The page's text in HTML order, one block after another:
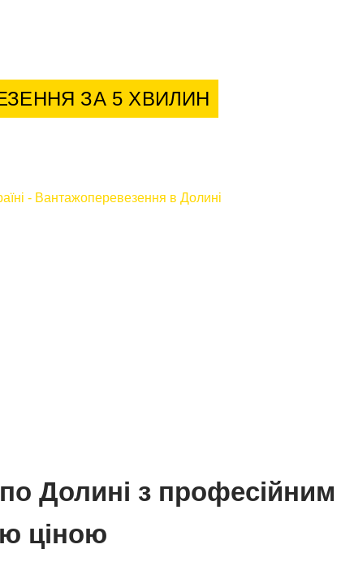
ЗА 5 ХВИЛИН
- Вантажоперевезення в Долині
Долині з професійним
ціною